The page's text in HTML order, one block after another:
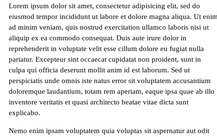
Lorem ipsum dolor sit amet, consectetur adipisicing elit, sed do
eiusmod tempor incididunt ut labore et dolore magna aliqua. Ut
ad minim veniam, quis nostrud exercitation ullamco laboris nisi ut
aliquip ex ea commodo consequat. Duis aute irure dolor in
reprehenderit in voluptate velit esse cillum dolore eu fugiat nulla
pariatur. Excepteur sint occaecat cupidatat non proident, sunt in
culpa qui officia deserunt mollit anim id est laborum. Sed ut
perspiciatis unde omnis iste natus error sit voluptatem accusantium
doloremque laudantium, totam rem aperiam, eaque ipsa quae ab illo
inventore veritatis et quasi architecto beatae vitae dicta sunt
explicabo.
Nemo enim ipsam voluptatem quia voluptas sit aspernatur aut odit